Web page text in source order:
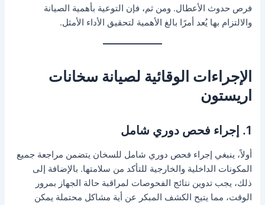
فرص حدوث الأعطال. ومن ثم، فإن التوعية بأهمية الصيانة
والالتزام بها يُعد أمرًا بالغ الأهمية لتحقيق الأداء الأمثل.
الإجراءات الوقائية لصيانة سخانات
اريستون
1. إجراء فحص دوري شامل
أولاً، ينبغي إجراء فحص دوري شامل للسخان يتضمن مراجعة جميع
المكونات الداخلية والخارجية للتأكد من سلامتها. بالإضافة إلى
ذلك، يجب تدوين نتائج الفحوصات لمراقبة حالة الجهاز بمرور
الوقت، مما يتيح الكشف المبكر عن أية مشاكل محتملة يمكن